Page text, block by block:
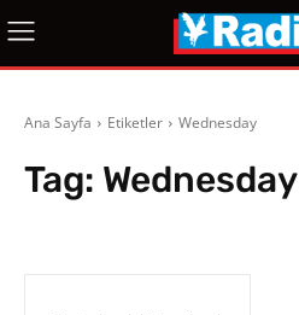
Ana Sayfa Etiketler Wednesday
Tag: Wednesday